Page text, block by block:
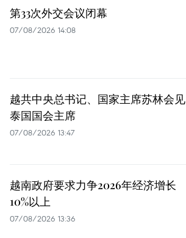
第33次外交会议闭幕
07/08/2026 14:08
越共中央总书记、国家主席苏林会见
泰国国会主席
07/08/2026 13:47
越南政府要求力争2026年经济增长
10%以上
07/08/2026 13:36